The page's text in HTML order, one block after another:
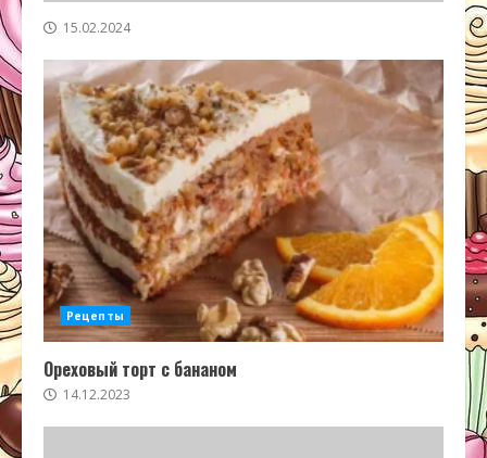
15.02.2024
Рецепты
Ореховый торт с бананом
14.12.2023